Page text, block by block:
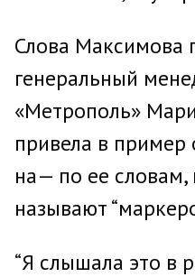
Слова Максимова
генеральный
«Метрополь»
привела в пример
на— по ее словам,
называют
“Я слышала это в